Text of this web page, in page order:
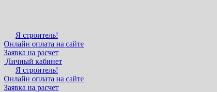
Я строитель!
Онлайн оплата на сайте
Заявка на расчет
Личный кабинет
Я строитель!
Онлайн оплата на сайте
Заявка на расчет